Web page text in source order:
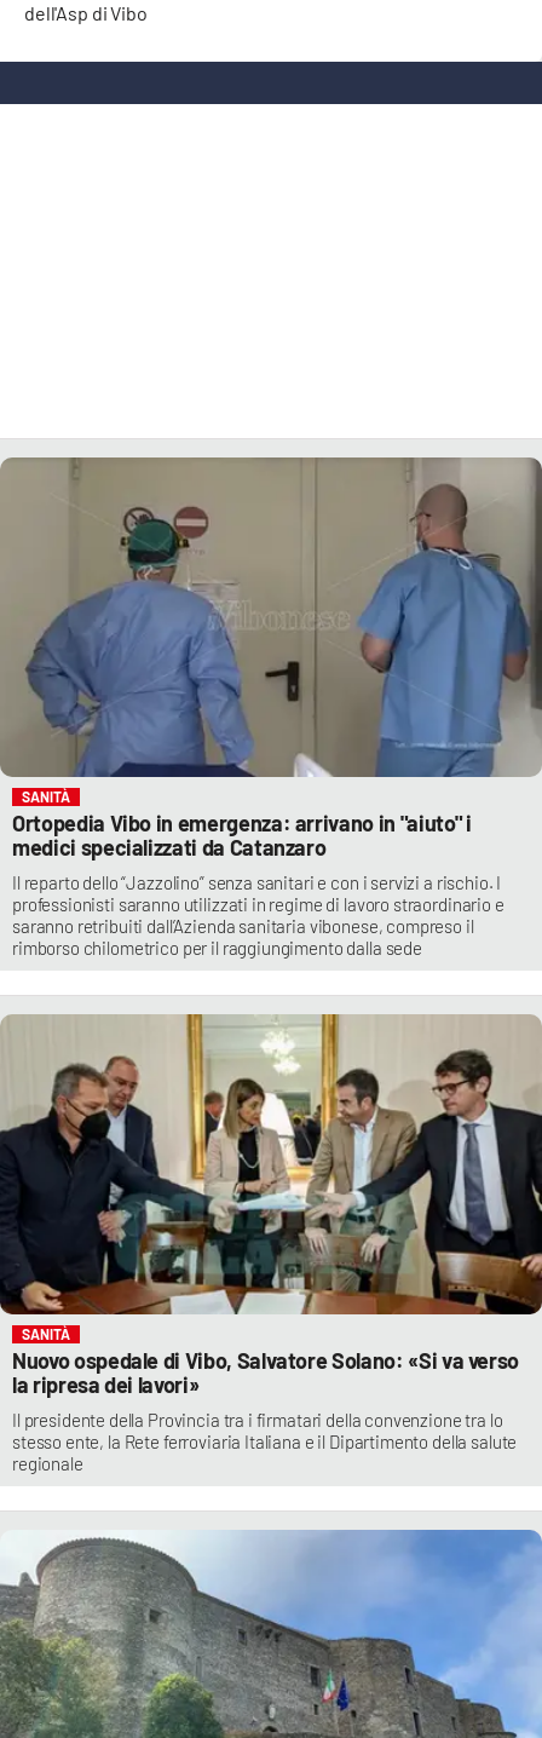
dell'Asp di Vibo
SANITÀ
Ortopedia Vibo in emergenza: arrivano in "aiuto" i
medici specializzati da Catanzaro
Il reparto dello “Jazzolino” senza sanitari e con i servizi a rischio. I
professionisti saranno utilizzati in regime di lavoro straordinario e
saranno retribuiti dall’Azienda sanitaria vibonese, compreso il
rimborso chilometrico per il raggiungimento dalla sede
SANITÀ
Nuovo ospedale di Vibo, Salvatore Solano: «Si va verso
la ripresa dei lavori»
Il presidente della Provincia tra i firmatari della convenzione tra lo
stesso ente, la Rete ferroviaria Italiana e il Dipartimento della salute
regionale